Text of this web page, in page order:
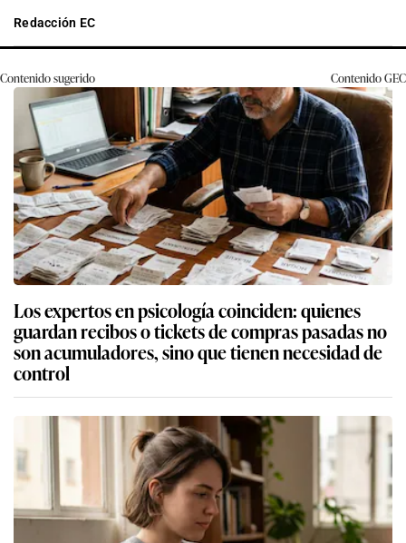
Redacción EC
Contenido sugerido ContenidoGEC
Los expertos en psicología coinciden: quienes
guardan recibos o tickets de compras pasadas no
son acumuladores, sino que tienen necesidad de
control